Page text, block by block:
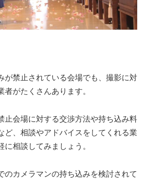
が禁止されている会場でも、撮影に対
者がたくさんあります。
止会場に対する交渉方法や持ち込み料
ど、相談やアドバイスをしてくれる業
に相談してみましょう。
のカメラマンの持ち込みを検討されて